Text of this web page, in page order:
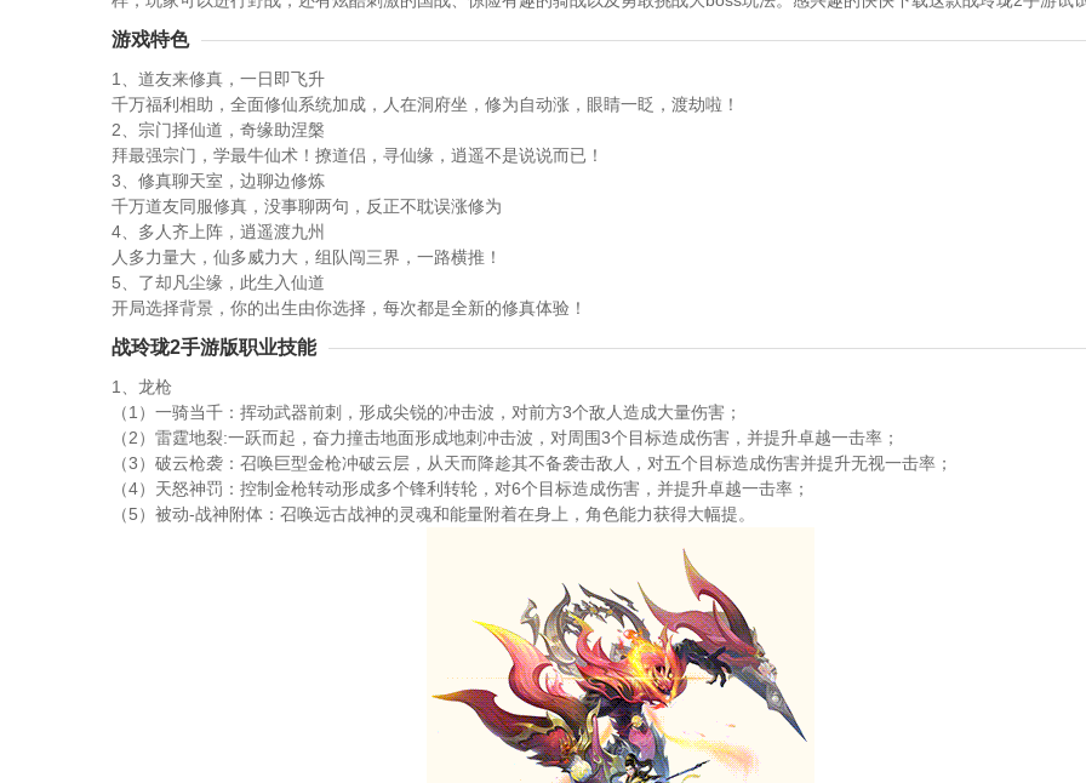
游戏特色
1、道友来修真，一日即飞升
千万福利相助，全面修仙系统加成，人在洞府坐，修为自动涨，眼睛一眨，渡劫啦！
2、宗门择仙道，奇缘助涅槃
拜最强宗门，学最牛仙术！撩道侣，寻仙缘，逍遥不是说说而已！
3、修真聊天室，边聊边修炼
千万道友同服修真，没事聊两句，反正不耽误涨修为
4、多人齐上阵，逍遥渡九州
人多力量大，仙多威力大，组队闯三界，一路横推！
5、了却凡尘缘，此生入仙道
开局选择背景，你的出生由你选择，每次都是全新的修真体验！
战玲珑2手游版职业技能
1、龙枪
（1）一骑当千：挥动武器前刺，形成尖锐的冲击波，对前方3个敌人造成大量伤害；
（2）雷霆地裂:一跃而起，奋力撞击地面形成地刺冲击波，对周围3个目标造成伤害，并提升卓越一击率；
（3）破云枪袭：召唤巨型金枪冲破云层，从天而降趁其不备袭击敌人，对五个目标造成伤害并提升无视一击率；
（4）天怒神罚：控制金枪转动形成多个锋利转轮，对6个目标造成伤害，并提升卓越一击率；
（5）被动-战神附体：召唤远古战神的灵魂和能量附着在身上，角色能力获得大幅提。